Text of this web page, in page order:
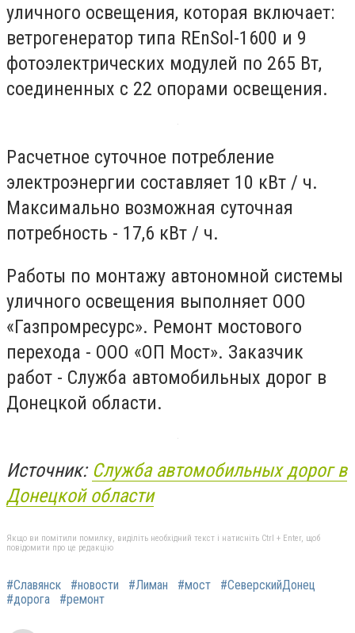
уличного освещения, которая включает:
ветрогенератор типа REnSol-1600 и 9
фотоэлектрических модулей по 265 Вт,
соединенных с 22 опорами освещения.
Расчетное суточное потребление
электроэнергии составляет 10 кВт / ч.
Максимально возможная суточная
потребность - 17,6 кВт / ч.
Работы по монтажу автономной системы
уличного освещения выполняет ООО
«Газпромресурс». Ремонт мостового
перехода - ООО «ОП Мост». Заказчик
работ - Служба автомобильных дорог в
Донецкой области.
Источник: Служба автомобильных дорог в
Донецкой области
Якщо ви помітили помилку, виділіть необхідний текст і натисніть Ctrl + Enter, щоб
повідомити про це редакцію
#Славянск #новости #Лиман #мост
#СеверскийДонец
#дорога
#ремонт